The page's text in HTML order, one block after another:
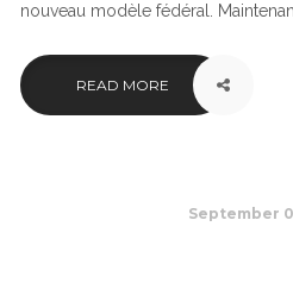
nouveau modèle fédéral.
READ MORE
September